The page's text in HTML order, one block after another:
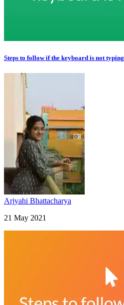
Steps to follow if the keyboard is not typing
Arjyahi Bhattacharya
21 May 2021